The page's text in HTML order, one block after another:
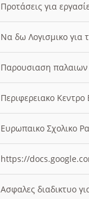
Προτάσεις για
Να δω Λογισμικο για
Παρουσιαση
Περιφερειακο
Ευρωπαικο Σχολικο
https://
Ασφαλες διαδικτυο